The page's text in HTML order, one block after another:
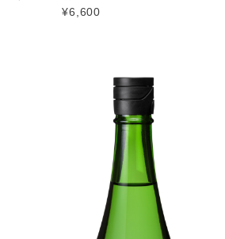
¥6,600